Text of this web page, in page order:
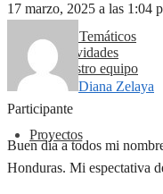
Ejes Temáticos
Actividades
Nuestro equipo
Proyectos
17 marzo, 2025 a las 1:04
Diana Zelaya
Participante
Buen día a todos mi
Honduras. Mi espectativa